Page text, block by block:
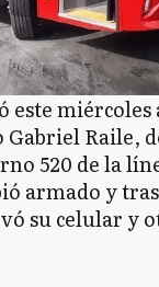
miércoles
Raile,
520 de la
armado y
su celular y